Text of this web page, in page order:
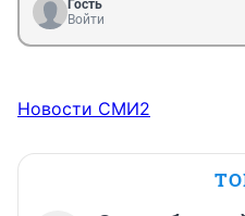
Гость
Войти
Новости СМИ2